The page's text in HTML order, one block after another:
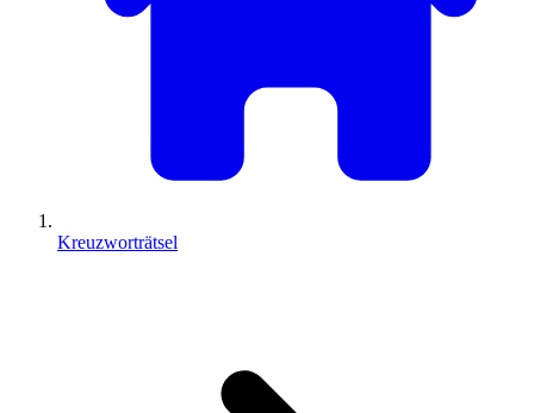
Kreuzworträtsel